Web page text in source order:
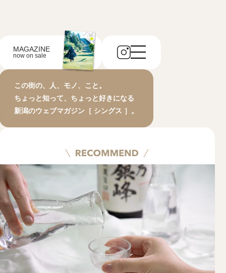
MAGAZINE
now on sale
この街の、人、モノ、こと。
ちょっと知って、ちょっと好きになる
新潟のウェブマガジン［ シングス ］。